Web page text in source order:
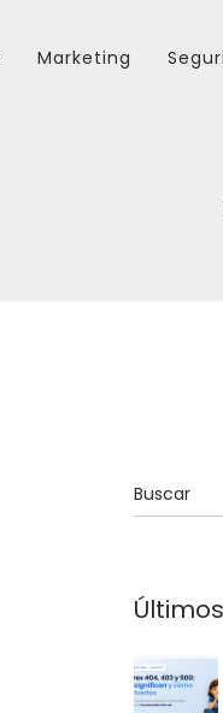
Marketing